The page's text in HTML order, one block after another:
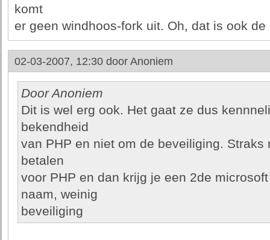
komt
er geen windhoos-fork uit. Oh, dat is ook de
02-03-2007, 12:30 door Anoniem
Door Anoniem
Dit is wel erg ook. Het gaat ze dus
bekendheid
van PHP en niet om de beveiliging. Straks
betalen
voor PHP en dan krijg je een 2de
naam, weinig
beveiliging